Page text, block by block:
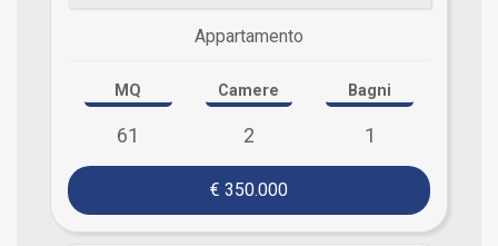
Appartamento
MQ
61
Camere
2
Bagni
1
€ 350.000